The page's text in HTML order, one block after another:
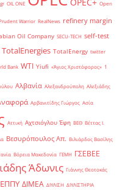
OIL ONE Open
Warrior RealNews refinery margin
Oil Company SECU-TECH self-test
TotalEnergies TotalEnergy twitter
Bank WTI Yiufi «Άγιος Χριστόφορος» ΄1
Αλβανία Αλεξανδρούπολη Αλεξιάδης
Αρβανιτίδης Γιώργος Ασία
Αττική Αχτσιόγλου Έφη ΒΕΘ Βέττας Ι.
Βεσυρόπουλος Απ. Βιλιάρδος Βασίλης
Βόρεια Μακεδονία ΓΕΜΗ ΓΣΕΒΕΕ
Άδωνις Γιάννης Θεοτοκάς
ΔΙΜΕΑ ΔΙΥΛΙΣΗ ΔΙΥΛΙΣΤΗΡΙΑ